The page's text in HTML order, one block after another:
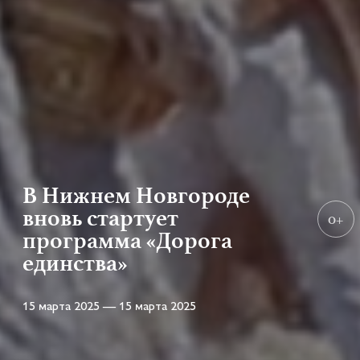
В Нижнем Новгороде
вновь стартует
программа «Дорога
единства»
15 марта 2025 — 15 марта 2025
0+